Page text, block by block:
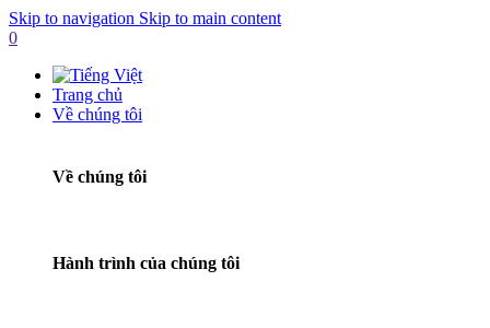
Skip to navigation Skip to main content
0
Trang chủ
Về chúng tôi
Về chúng tôi
Hành trình của chúng tôi